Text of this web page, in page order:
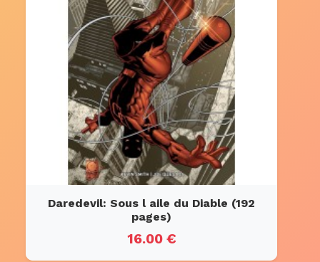
Daredevil: Sous l aile du Diable (192
pages)
16.00 €